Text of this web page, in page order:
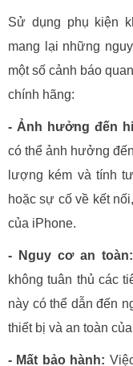
Sử dụng phụ kiện
mang lại những
một số cảnh báo
chính hãng:
- Ảnh hưởng đến
có thể ảnh hưởng
lượng kém và tính
hoặc sự cố về kết
của iPhone.
- Nguy cơ an toàn:
không tuân thủ các
này có thể dẫn đến
thiết bị và an toàn
- Mất bảo hành: